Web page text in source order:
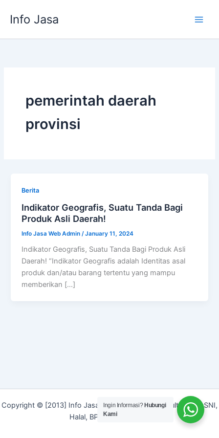
Info Jasa
pemerintah daerah
provinsi
Berita
Indikator Geografis, Suatu Tanda Bagi
Produk Asli Daerah!
Info Jasa Web Admin /January 11, 2024
Indikator Geografis, Suatu Tanda Bagi Produk Asli
Daerah! “Indikator Geografis adalah Identitas asal
produk dan/atau barang tertentu yang mampu
memberikan […]
Copyright © [2013] Info Jasa | Layanan Jasa Konsultan ISO, SNI,
Halal, BPOM dan Merek]
Ingin Informasi? Hubungi
Kami